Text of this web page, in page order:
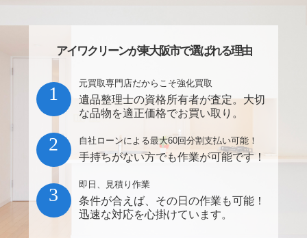
アイワクリーンが東大阪市で選ばれる理由
元買取専門店だからこそ強化買取
遺品整理士の資格所有者が査定。大切
な品物を適正価格でお買い取り。
1
自社ローンによる最大60回分割支払い可能！
手持ちがない方でも作業が可能です！
2
即日、見積り作業
条件が合えば、その日の作業も可能！
迅速な対応を心掛けています。
3